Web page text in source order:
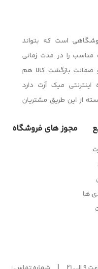
است که بتواند
مناسب را در مدت زمانی
ضمانت بازگشت کالا هم
میک آرت دارد
از این طریق مشتریان
ها
مجوز های فروشگاه